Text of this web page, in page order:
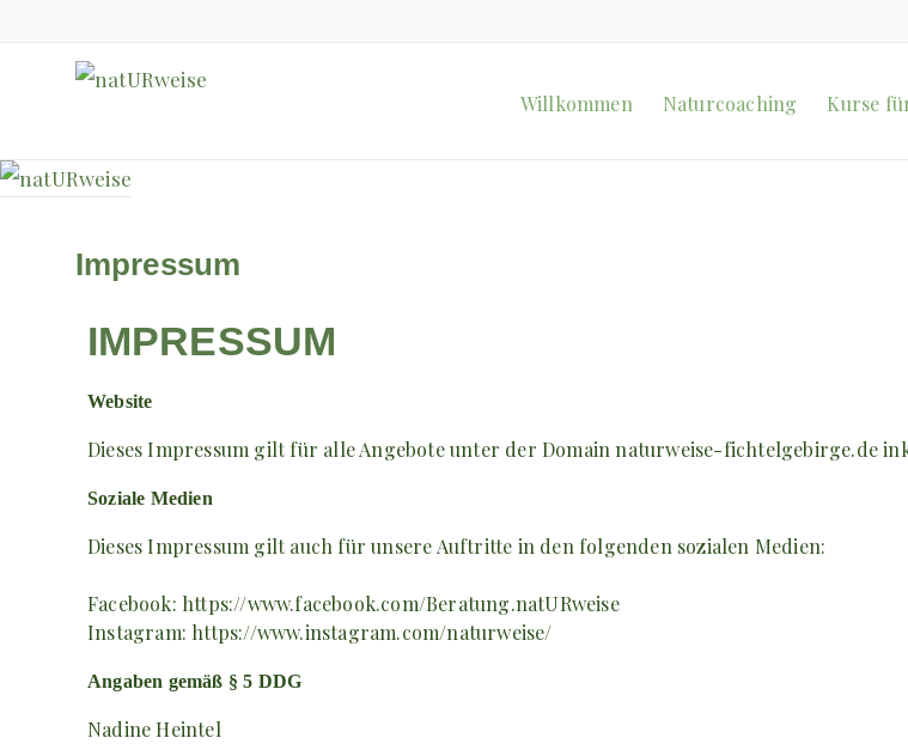
Willkommen Naturcoaching Kurse
Impressum
IMPRESSUM
Website
Dieses Impressum gilt für alle Angebote unter der Domain naturweise-fichtelgebirge.de
Soziale Medien
Dieses Impressum gilt auch für unsere Auftritte in den folgenden sozialen Medien:
Facebook: https://www.facebook.com/Beratung.natURweise
Instagram: https://www.instagram.com/naturweise/
Angaben gemäß § 5 DDG
Nadine Heintel